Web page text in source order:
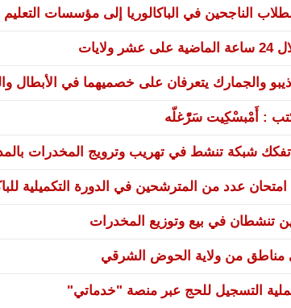
الناجحين في الباكالوريا إلى مؤسسات التعليم
والجمارك يتعرفان على خصميهما في الأبطال
: أَمْبسْكِيت سَرّْغلّه
شبكة تنشط في تهريب وترويج المخدرات
امتحان عدد من المترشحين في الدورة التكميلية
تنشطان في بيع وتوزيع المخدرات
مناطق من ولاية الحوض الشرقي
التسجيل للحج عبر منصة "خدماتي"